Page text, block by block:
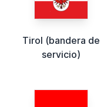
Tirol (bandera de
servicio)